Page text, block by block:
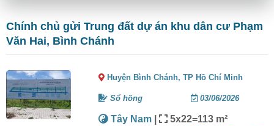
Chính chủ gửi Trung đất dự án khu dân cư Phạm
Văn Hai, Bình Chánh
Huyện Bình Chánh,TP Hồ Chí Minh
Sổ hồng 03/06/2026
Tây Nam | 5x22=113 m²